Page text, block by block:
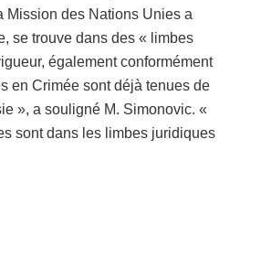
Mission des Nations Unies a
se trouve dans des « limbes
également conformément
en Crimée sont déjà tenues de
», a souligné M. Simonovic. «
sont dans les limbes juridiques